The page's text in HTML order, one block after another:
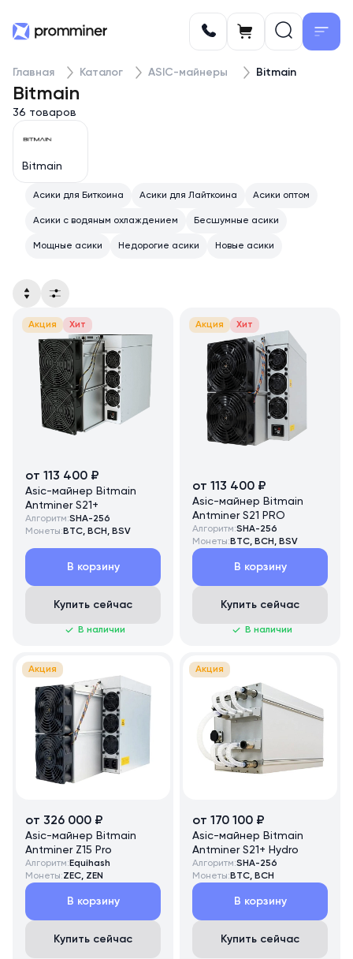
Главная Каталог ASIC-майнеры Bitmain
Bitmain
36 товаров
Bitmain
Асики для Биткоина Асики для Лайткоина Асики оптом
Асики с водяным охлаждением Бесшумные асики
Мощные асики Недорогие асики Новые асики
Акция Хит
от 113 400 ₽
Asic-майнер Bitmain
Antminer S21+
Алгоритм:SHA-256
Монеты: BTC, BCH, BSV
В корзину
Купить сейчас
В наличии
Акция Хит
от 113 400 ₽
Asic-майнер Bitmain
Antminer S21 PRO
Алгоритм:SHA-256
Монеты: BTC, BCH, BSV
В корзину
Купить сейчас
В наличии
Акция
от 326 000 ₽
Asic-майнер Bitmain
Antminer Z15 Pro
Алгоритм: Equihash
Монеты:ZEC, ZEN
В корзину
Купить сейчас
Акция
от 170 100 ₽
Asic-майнер Bitmain
Antminer S21+ Hydro
Алгоритм:SHA-256
Монеты: BTC, BCH
В корзину
Купить сейчас